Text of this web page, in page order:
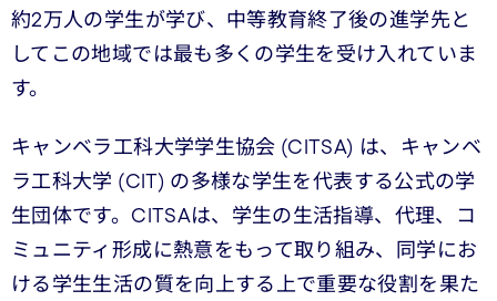
約2万人の学生が学び、中等教育終了後の進学先と
してこの地域では最も多くの学生を受け入れていま
す。
キャンベラ工科大学学生協会 (CITSA) は、キャンベ
ラ工科大学 (CIT) の多様な学生を代表する公式の学
生団体です。CITSAは、学生の生活指導、代理、コ
ミュニティ形成に熱意をもって取り組み、同学にお
ける学生生活の質を向上する上で重要な役割を果た